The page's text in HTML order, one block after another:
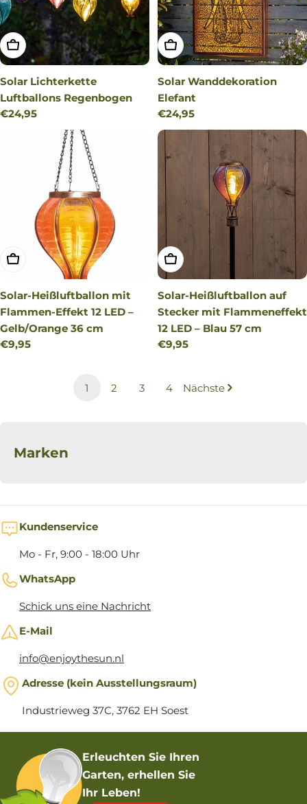
IN DEN WARENKORB LEGEN
Solar Lichterkette
Luftballons Regenbogen
Regulärer
€24,95
IN DEN WARENKORB
Solar Wanddekoration
Elefant
Regulärer
Preis
€24,95
IN DEN WARENKORB LEGEN
Solar-Heißluftballon mit
Flammen-Effekt 12 LED –
Gelb/Orange 36 cm
Regulärer
€9,95
IN DEN WARENKORB
Solar-Heißluftballon auf
Stecker mit Flammeneffekt
12 LED – Blau 57 cm
Regulärer
€9,95
1 2 3 4 Nächste
Marken
Kundenservice
Mo - Fr, 9:00 - 18:00 Uhr
WhatsApp
Schick uns eine Nachricht
E-Mail
info@enjoythesun.nl
Adresse (kein Ausstellungsraum)
Industrieweg 37C, 3762 EH Soest
Erleuchten Sie Ihren
Garten, erhellen Sie
Ihr Leben!